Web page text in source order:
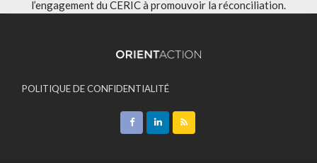
l’engagement du CERIC à promouvoir la réconciliation.
POLITIQUE DE CONFIDENTIALITÉ
ACCEPTATION DES MODALITÉS CONTACT